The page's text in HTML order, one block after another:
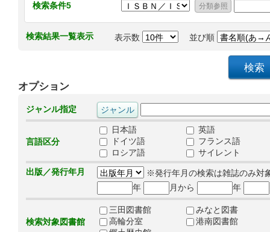
検索条件5
検索結果一覧表示 表示数 並び順
オプション
ジャンル指定
言語区分
日本語
英語
ドイツ語
フランス語
ロシア語
サイレント
出版／発行年月
※発行年月の検索は雑誌のみ対
年
月から 年
検索対象図書館
三田図書館
みなと図書
高輪分室
港南図書館